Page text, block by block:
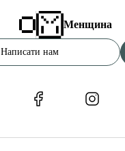
Менщина
Написати нам